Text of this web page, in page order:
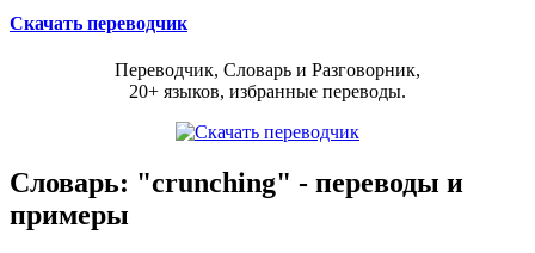
Скачать переводчик
Переводчик, Словарь и Разговорник,
20+ языков, избранные переводы.
Словарь: "crunching" - переводы и
примеры